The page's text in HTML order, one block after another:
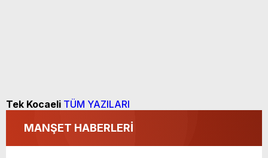
Tek Kocaeli TÜM YAZILARI
MANŞET HABERLERİ